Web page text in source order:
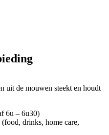
uit de mouwen steekt en houdt
6u – 6u30)
drinks, home care,